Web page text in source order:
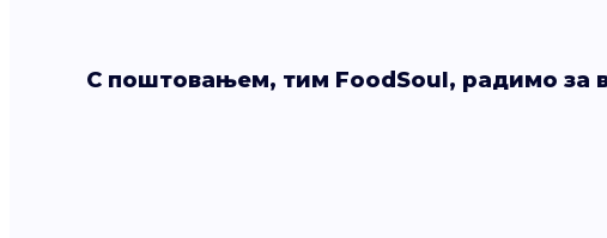
С поштовањем, тим FoodSoul, радимо за